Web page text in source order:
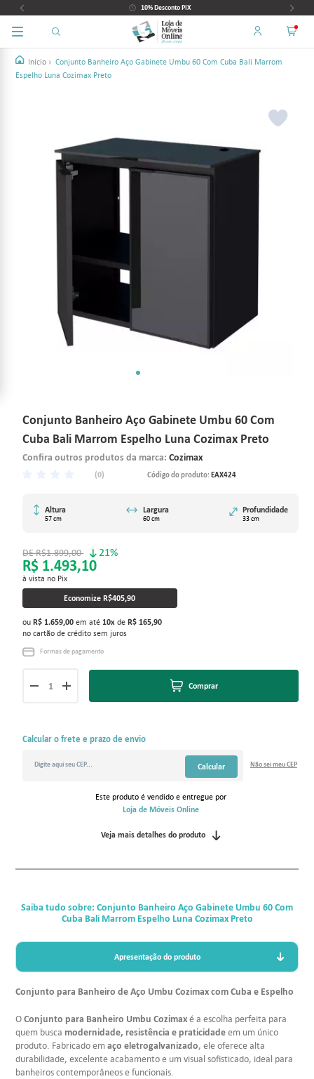
10% Desconto PIX
Início › Conjunto Banheiro Aço Gabinete Umbu 60 Com Cuba Bali Marrom
Espelho Luna Cozimax Preto
Conjunto Banheiro Aço Gabinete Umbu 60 Com
Cuba Bali Marrom Espelho Luna Cozimax Preto
Confira outros produtos da marca:Cozimax
(0) Código do produto:EAX424
Altura
57 cm
Largura
60 cm
Profundidade
33 cm
R$1.899,00 21%
R$ 1.493,10
à vista no Pix
EconomizeR$405,90
ouR$ 1.659,00 em até 10x deR$ 165,90
no cartão de crédito sem juros
Formas de pagamento
Comprar
Calcular o frete e prazo de envio
Calcular Não seimeu CEP
Este produto é vendido e entregue por
Loja de Móveis Online
Veja mais detalhes do produto
Saiba tudo sobre: Conjunto Banheiro Aço Gabinete Umbu 60 Com
Cuba Bali Marrom Espelho Luna Cozimax Preto
Apresentação do produto
Conjunto para Banheiro de Aço Umbu Cozimax com Cuba e Espelho
OConjunto para Banheiro Umbu Cozimaxé a escolha perfeita para
quem busca modernidade, resistência e praticidadeem um único
produto. Fabricado emaço eletrogalvanizado, ele oferece alta
durabilidade, excelente acabamento e um visual sofisticado, ideal para
banheiros contemporâneos e funcionais.